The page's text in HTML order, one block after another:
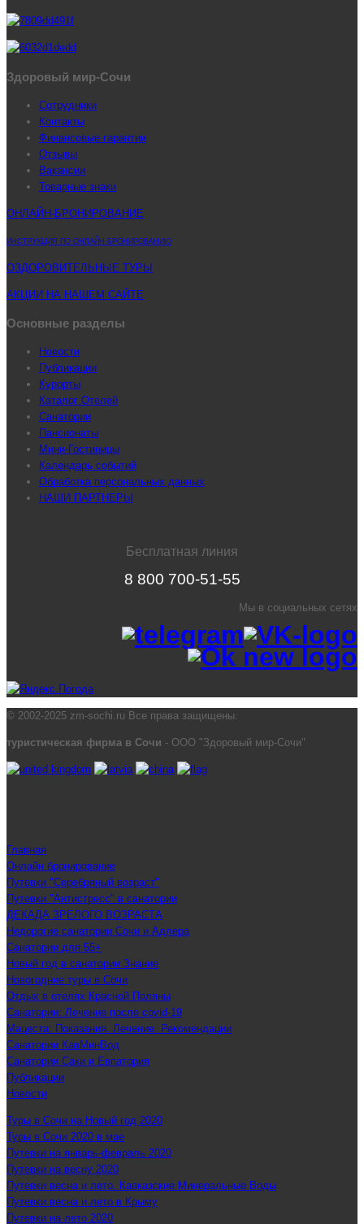
Здоровый мир-Сочи
Сотрудники
Контакты
Финансовые гарантии
Отзывы
Вакансии
Товарные знаки
ОНЛАЙН-БРОНИРОВАНИЕ
ИНСТРУКЦИЯ ПО ОНЛАЙН-БРОНИРОВАНИЮ
ОЗДОРОВИТЕЛЬНЫЕ ТУРЫ
АКЦИИ НА НАШЕМ САЙТЕ
Основные разделы
Новости
Публикации
Курорты
Каталог Отелей
Санатории
Пансионаты
Мини-Гостиницы
Календарь событий
Обработка персональных данных
НАШИ ПАРТНЕРЫ
Бесплатная линия
8 800 700-51-55
Мы в социальных сетях
© 2002-2025 zm-sochi.ru Все права защищены.
туристическая фирма в Сочи - ООО "Здоровый мир-Сочи"
Главная
Онлайн бронирование
Путевки "Серебряный возраст"
Путевки "Антистресс" в санатории
ДЕКАДА ЗРЕЛОГО ВОЗРАСТА
Недорогие санатории Сочи и Адлера
Санатории для 55+
Новый год в санатории Знание
Новогодние туры в Сочи
Отдых в отелях Красной Поляны
Санатории: Лечение после covid-19
Мацеста: Показания. Лечение. Рекомендации
Санатории КавМинВод
Санатории Саки и Евпатория
Публикации
Новости
Туры в Сочи на Новый год 2020
Туры в Сочи 2020 в мае
Путевки на январь-февраль 2020
Путевки на весну 2020
Путевки весна и лето. Кавказские Минеральные Воды
Путевки весна и лето в Крыму
Путевки на лето 2020